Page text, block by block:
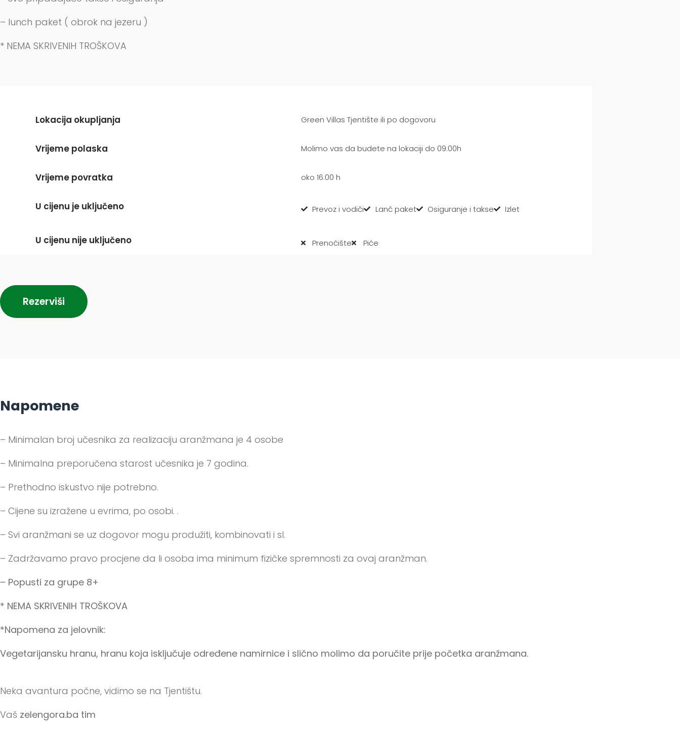
– lunch paket ( obrok na jezeru )
* NEMA SKRIVENIH TROŠKOVA
Lokacija okupljanja Green Villas Tjentište ili po dogovoru
Vrijeme polaska Molimo vas da budete na lokaciji do 09:00h
Vrijeme povratka oko 16:00 h
U cijenu je uključeno Prevoz i vodiči Lanč paket Osiguranje i takse Izlet
U cijenu nije uključeno Prenoćište Piće
Rezerviši
Napomene
– Minimalan broj učesnika za realizaciju aranžmana je 4 osobe
– Minimalna preporučena starost učesnika je 7 godina.
– Prethodno iskustvo nije potrebno.
– Cijene su izražene u evrima, po osobi. .
– Svi aranžmani se uz dogovor mogu produžiti, kombinovati i sl.
– Zadržavamo pravo procjene da li osoba ima minimum fizičke spremnosti za ovaj aranžman.
– Popusti za grupe 8+
* NEMA SKRIVENIH TROŠKOVA
*Napomena za jelovnik:
Vegetarijansku hranu, hranu koja isključuje određene namirnice i slično molimo da poručite prije početka aranžmana.
Neka avantura počne, vidimo se na Tjentištu.
Vaš zelengora.ba tim